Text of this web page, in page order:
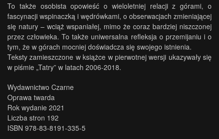
To także osobista opowieść o wieloletniej relacji z górami, o
fascynacji wspinaczką i wędrówkami, o obserwacjach zmieniającej
się natury – wciąż wspaniałej, mimo że coraz bardziej niszczonej
przez człowieka. To także uniwersalna refleksja o przemijaniu i o
tym, że w górach mocniej doświadcza się swojego istnienia.
Teksty zamieszczone w książce w pierwotnej wersji ukazywały się
w piśmie „Tatry” w latach 2006-2018.
Wydawnictwo Czarne
Oprawa twarda
Rok wydanie 2021
Liczba stron 192
ISBN 978-83-8191-335-5